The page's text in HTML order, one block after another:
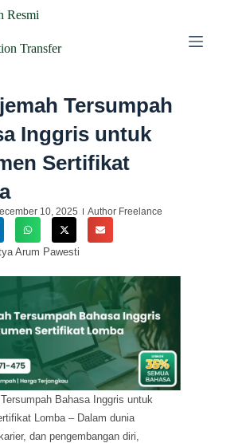
Resmi
Transfer
Tersumpah
Inggris untuk
Sertifikat
10, 2025 Author Freelance
Arum Pawesti
Bahasa Inggris untuk
Lomba – Dalam dunia
dan pengembangan diri,